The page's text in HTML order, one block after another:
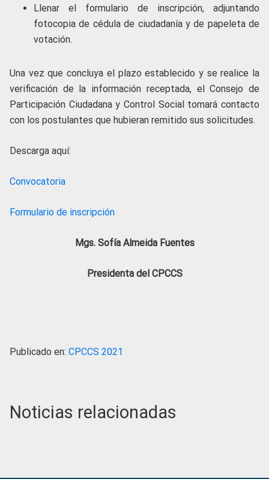
Llenar el formulario de inscripción, adjuntando
fotocopia de cédula de ciudadanía y de papeleta de
votación.
Una vez que concluya el plazo establecido y se realice la
verificación de la información receptada, el Consejo de
Participación Ciudadana y Control Social tomará contacto
con los postulantes que hubieran remitido sus solicitudes.
Descarga aquí:
Convocatoria
Formulario de inscripción
Mgs. Sofía Almeida Fuentes
Presidenta del CPCCS
Publicado en: CPCCS 2021
Noticias relacionadas